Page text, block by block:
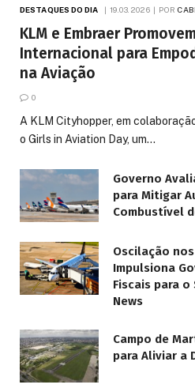
DESTAQUES DO DIA 19.03.2026 POR
KLM e Embraer
Internacional para
na Aviação
0
A KLM Cityhopper, em
o Girls in Aviation Day, um…
Governo
para Mitigar
Combustível
Oscilação
Impulsiona
Fiscais para o
News
Campo de
para Aliviar a